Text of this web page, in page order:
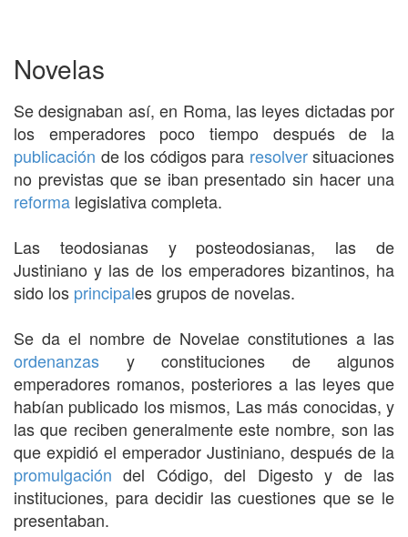
Novelas
Se designaban así, en Roma, las leyes dictadas por
los emperadores poco tiempo después de la
publicación de los códigos para resolversituaciones
no previstas que se iban presentado sin hacer una
reforma legislativa completa.
Las teodosianas y posteodosianas, las de
Justiniano y las de los emperadores bizantinos, ha
sido los principales grupos de novelas.
Se da el nombre de Novelae constitutiones a las
ordenanzas y constituciones de algunos
emperadores romanos, posteriores a las leyes que
habían publicado los mismos, Las más conocidas, y
las que reciben generalmente este nombre, son las
que expidió el emperador Justiniano, después de la
promulgación del Código, del Digesto y de las
instituciones, para decidir las cuestiones que se le
presentaban.